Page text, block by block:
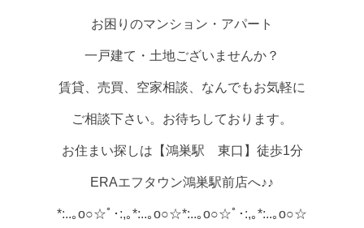
お困りのマンション・アパート
一戸建て・土地ございませんか？
賃貸、売買、空家相談、なんでもお気軽に
ご相談下さい。お待ちしております。
お住まい探しは【鴻巣駅 東口】徒歩1分
ERAエフタウン鴻巣駅前店へ♪♪
*:..｡o○☆ﾟ･:,｡*:..｡o○☆*:..｡o○☆ﾟ･:,｡*:..｡o○☆